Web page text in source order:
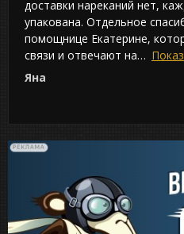
доставки нареканий нет,
упакована. Отдельное
помощнице Екатерине,
связи и отвечают на
Яна